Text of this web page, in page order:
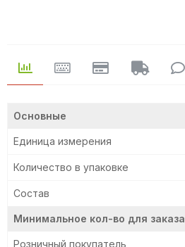
Основные
Единица измерения
Количество в упаковке
Состав
Минимальное кол-во для заказа
Розничный покупатель